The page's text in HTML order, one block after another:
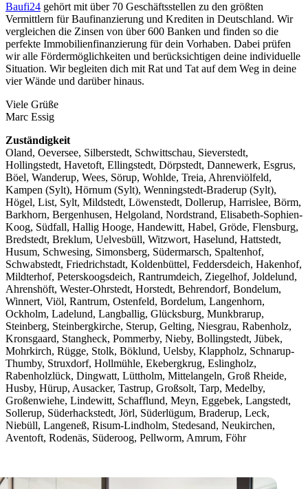
Baufi24 gehört mit über 70 Geschäftsstellen zu den größten
Vermittlern für Baufinanzierung und Krediten in Deutschland. Wir
vergleichen die Zinsen von über 600 Banken und finden so die
perfekte Immobilienfinanzierung für dein Vorhaben. Dabei prüfen
wir alle Fördermöglichkeiten und berücksichtigen deine individuelle
Situation. Wir begleiten dich mit Rat und Tat auf dem Weg in deine
vier Wände und darüber hinaus.
Viele Grüße
Marc Essig
Zuständigkeit
Oland, Oeversee, Silberstedt, Schwittschau, Sieverstedt,
Hollingstedt, Havetoft, Ellingstedt, Dörpstedt, Dannewerk, Esgrus,
Böel, Wanderup, Wees, Sörup, Wohlde, Treia, Ahrenviölfeld,
Kampen (Sylt), Hörnum (Sylt), Wenningstedt-Braderup (Sylt),
Högel, List, Sylt, Mildstedt, Löwenstedt, Dollerup, Harrislee, Börm,
Barkhorn, Bergenhusen, Helgoland, Nordstrand, Elisabeth-Sophien-
Koog, Südfall, Hallig Hooge, Handewitt, Habel, Gröde, Flensburg,
Bredstedt, Breklum, Uelvesbüll, Witzwort, Haselund, Hattstedt,
Husum, Schwesing, Simonsberg, Südermarsch, Spaltenhof,
Schwabstedt, Friedrichstadt, Koldenbüttel, Feddersdeich, Hakenhof,
Mildterhof, Peterskoogsdeich, Rantrumdeich, Ziegelhof, Joldelund,
Ahrenshöft, Wester-Ohrstedt, Horstedt, Behrendorf, Bondelum,
Winnert, Viöl, Rantrum, Ostenfeld, Bordelum, Langenhorn,
Ockholm, Ladelund, Langballig, Glücksburg, Munkbrarup,
Steinberg, Steinbergkirche, Sterup, Gelting, Niesgrau, Rabenholz,
Kronsgaard, Stangheck, Pommerby, Nieby, Bollingstedt, Jübek,
Mohrkirch, Rügge, Stolk, Böklund, Uelsby, Klappholz, Schnarup-
Thumby, Struxdorf, Hollmühle, Ekebergkrug, Eslingholz,
Rabenholzlück, Dingwatt, Lüttholm, Mittelangeln, Groß Rheide,
Husby, Hürup, Ausacker, Tastrup, Großsolt, Tarp, Medelby,
Großenwiehe, Lindewitt, Schafflund, Meyn, Eggebek, Langstedt,
Sollerup, Süderhackstedt, Jörl, Süderlügum, Braderup, Leck,
Niebüll, Langeneß, Risum-Lindholm, Stedesand, Neukirchen,
Aventoft, Rodenäs, Süderoog, Pellworm, Amrum, Föhr